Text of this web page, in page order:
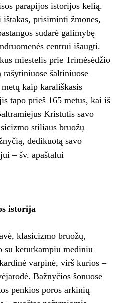
parapijos istorijos kelią.
prisiminti žmones,
sudarė galimybę
centrui išaugti.
miestelis prie Trimėsėdžio
šaltiniuose
kaip karališkasis
tapo prieš 165 metus, kai iš
Kristutis savo
stiliaus bruožų
dedikuotą savo
– šv. apaštalui
istorija
klasicizmo bruožų,
su keturkampiu mediniu
varpinė, virš kurios –
Bažnyčios šonuose
penkios poros arkinių